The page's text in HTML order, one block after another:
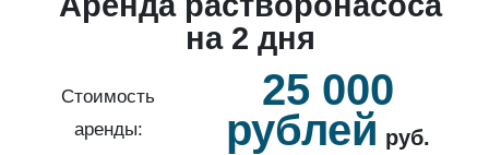
на 2 дня
Стоимость
аренды:
25 000
рублей руб.